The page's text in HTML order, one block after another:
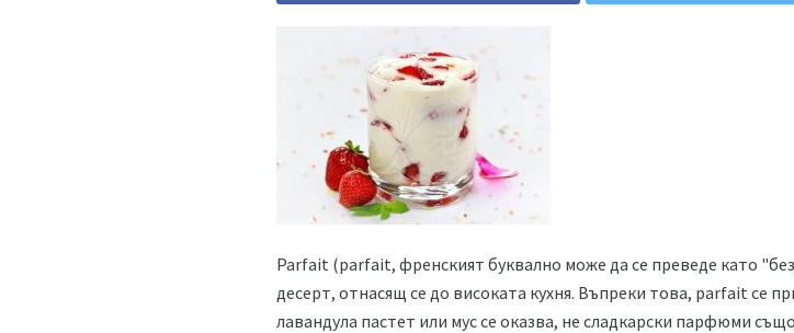
Parfait (parfait, френският буквално може да се преведе като
десерт, отнасящ се до високата кухня. Въпреки това, parfait се
лавандула пастет или мус се оказва, не сладкарски парфюми